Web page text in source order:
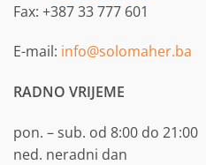
Fax: +387 33 777 601
E-mail: info@solomaher.ba
RADNO VRIJEME
pon. – sub. od 8:00 do 21:00
ned. neradni dan